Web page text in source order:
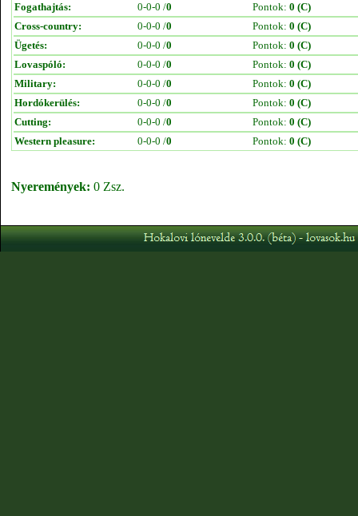
Fogathajtás:
0-0-0 /0 Pontok: 0 (C)
Cross-country:
0-0-0 /0 Pontok: 0 (C)
Ügetés:
0-0-0 /0 Pontok: 0 (C)
Lovaspóló:
0-0-0 /0 Pontok: 0 (C)
Military:
0-0-0 /0 Pontok: 0 (C)
Hordókerülés:
0-0-0 /0 Pontok: 0 (C)
Cutting:
0-0-0 /0 Pontok: 0 (C)
Western pleasure:
0-0-0 /0 Pontok: 0 (C)
Nyeremények: 0 Zsz.